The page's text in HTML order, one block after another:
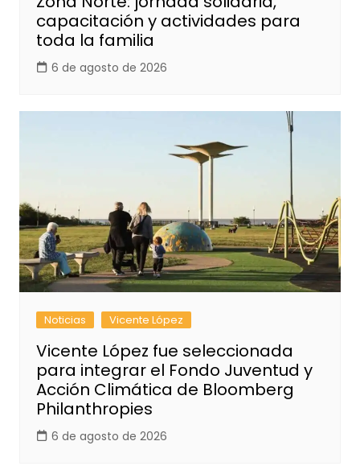
capacitación y actividades para
toda la familia
6 de agosto de 2026
Noticias Vicente López
Vicente López fue seleccionada
para integrar el Fondo Juventud y
Acción Climática de Bloomberg
Philanthropies
6 de agosto de 2026